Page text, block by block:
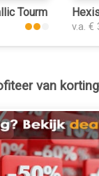
Tourmaline Red
v.a. €
van korting